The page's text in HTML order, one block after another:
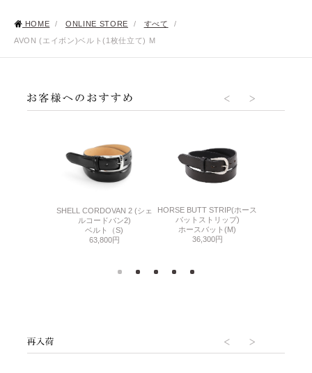
HOME / ONLINE STORE / すべて
/
AVON (エイボン)ベルト(1枚仕立て) M
SHELL CORDOVAN 2 (シェ
ルコードバン2)
ベルト（S)
63,800円
HORSE BUTT STRIP(ホース
バットストリップ)
ホースバット(M)
36,300円